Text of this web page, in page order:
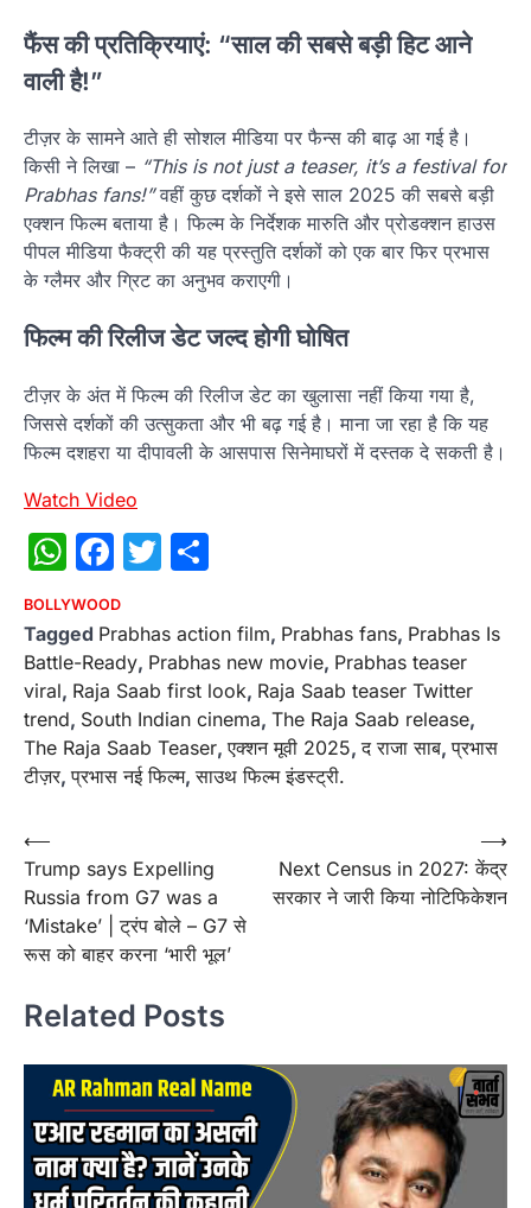
फैंस की प्रतिक्रियाएं: “साल की सबसे बड़ी हिट आने
वाली है!”
टीज़र के सामने आते ही सोशल मीडिया पर फैन्स की बाढ़ आ गई है।
किसी ने लिखा – “This is not just a teaser, it’s a festival for
Prabhas fans!”वहीं कुछ दर्शकों ने इसे साल 2025 की सबसे बड़ी
एक्शन फिल्म बताया है। फिल्म के निर्देशक मारुति और प्रोडक्शन हाउस
पीपल मीडिया फैक्ट्री की यह प्रस्तुति दर्शकों को एक बार फिर प्रभास
के ग्लैमर और ग्रिट का अनुभव कराएगी।
फिल्म की रिलीज डेट जल्द होगी घोषित
टीज़र के अंत में फिल्म की रिलीज डेट का खुलासा नहीं किया गया है,
जिससे दर्शकों की उत्सुकता और भी बढ़ गई है। माना जा रहा है कि यह
फिल्म दशहरा या दीपावली के आसपास सिनेमाघरों में दस्तक दे सकती है।
Watch Video
WhatsApp
Facebook
Twitter
BOLLYWOOD
Tagged Prabhas action film, Prabhas fans, Prabhas Is
Battle-Ready, Prabhas new movie, Prabhas teaser
viral, Raja Saab first look, Raja Saab teaser Twitter
trend, South Indian cinema, The Raja Saab release,
The Raja Saab Teaser,एक्शन मूवी 2025,द राजा साब,प्रभास
टीज़र,प्रभास नई फिल्म,साउथ फिल्म इंडस्ट्री.
Post
navigation
⟵
Trump says Expelling
Russia from G7 was a
‘Mistake’ | ट्रंप बोले – G7 से
रूस को बाहर करना ‘भारी भूल’
Next Census in 2027: केंद्र
सरकार ने जारी किया नोटिफिकेशन
⟶
Related Posts